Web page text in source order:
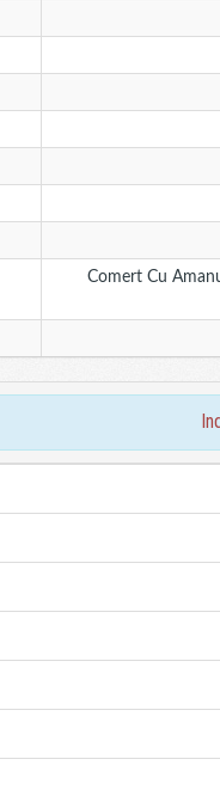
Comert Cu